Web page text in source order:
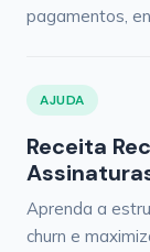
pagamentos,
AJUDA
Receita
Aprenda a
churn e